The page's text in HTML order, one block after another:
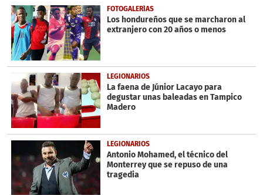
54
seconds
FOTOGALERÍAS
Los hondureños que se marcharon al
extranjero con 20 años o menos
LEGIONARIOS
La faena de Júnior Lacayo para
degustar unas baleadas en Tampico
Madero
LEGIONARIOS
Antonio Mohamed, el técnico del
Monterrey que se repuso de una
tragedia